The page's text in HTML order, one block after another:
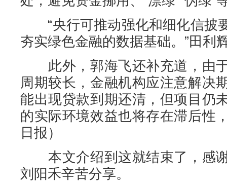
“央行可推动强化和细化信披
夯实绿色金融的数据基础。”田利
此外，郭海飞还补充道，由
周期较长，金融机构应注意解决
能出现贷款到期还清，但项目仍
的实际环境效益也将存在滞后性
日报）
本文介绍到这就结束了，感
刘阳禾辛苦分享。